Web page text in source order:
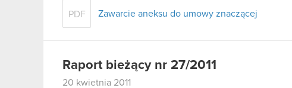
PDF Zawarcie aneksu do umowy znaczącej
Raport bieżący nr 27/2011
20 kwietnia 2011